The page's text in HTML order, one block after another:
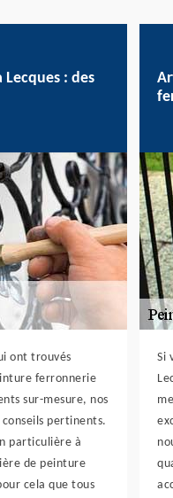
: des
ont trouvés
ferronnerie
sur-mesure, nos
pertinents.
particulière à
de peinture
cela que tous
Si